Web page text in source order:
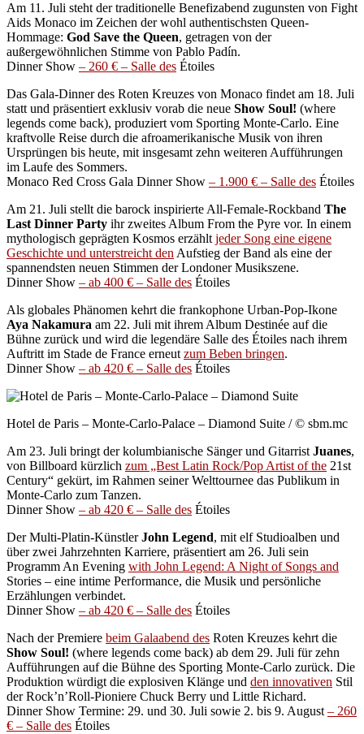
Am 11. Juli steht der traditionelle Benefizabend zugunsten von Fight
Aids Monaco im Zeichen der wohl authentischsten Queen-
Hommage: God Save the Queen, getragen von der
außergewöhnlichen Stimme von Pablo Padín.
Dinner Show – 260 € – Salle des Étoiles
Das Gala-Dinner des Roten Kreuzes von Monaco findet am 18. Juli
statt und präsentiert exklusiv vorab die neue Show Soul! (where
legends come back), produziert vom Sporting Monte-Carlo. Eine
kraftvolle Reise durch die afroamerikanische Musik von ihren
Ursprüngen bis heute, mit insgesamt zehn weiteren Aufführungen
im Laufe des Sommers.
Monaco Red Cross Gala Dinner Show – 1.900 € – Salle des Étoiles
Am 21. Juli stellt die barock inspirierte All-Female-Rockband The
Last Dinner Party ihr zweites Album From the Pyre vor. In einem
mythologisch geprägten Kosmos erzähltjeder Song eine eigene
Geschichte und unterstreicht denAufstieg der Band als eine der
spannendsten neuen Stimmen der Londoner Musikszene.
Dinner Show – ab 400 € – Salle des Étoiles
Als globales Phänomen kehrt die frankophone Urban-Pop-Ikone
Aya Nakamura am 22. Juli mit ihrem Album Destinée auf die
Bühne zurück und wird die legendäre Salle des Étoiles nach ihrem
Auftritt im Stade de France erneutzum Beben bringen.
Dinner Show – ab 420 € – Salle des Étoiles
Hotel de Paris – Monte-Carlo-Palace – Diamond Suite / © sbm.mc
Am 23. Juli bringt der kolumbianische Sänger und GitarristJuanes,
von Billboard kürzlich zum „Best Latin Rock/Pop Artist of the 21st
Century“ gekürt, im Rahmen seiner Welttournee das Publikum in
Monte-Carlo zum Tanzen.
Dinner Show – ab 420 € – Salle des Étoiles
Der Multi-Platin-KünstlerJohn Legend, mit elf Studioalben und
über zwei Jahrzehnten Karriere, präsentiert am 26. Juli sein
Programm An Evening with John Legend: A Night of Songs and
Stories – eine intime Performance, die Musik und persönliche
Erzählungen verbindet.
Dinner Show – ab 420 € – Salle des Étoiles
Nach der Premiere beim Galaabend des Roten Kreuzes kehrt die
Show Soul! (where legends come back) ab dem 29. Juli für zehn
Aufführungen auf die Bühne des Sporting Monte-Carlo zurück. Die
Produktion würdigt die explosiven Klänge und den innovativen Stil
der Rock’n’Roll-Pioniere Chuck Berry und Little Richard.
Dinner Show Termine: 29. und 30. Juli sowie 2. bis 9. August– 260
€ – Salle des Étoiles